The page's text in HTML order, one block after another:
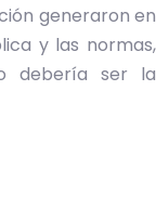
generaron en
y las normas,
debería ser la